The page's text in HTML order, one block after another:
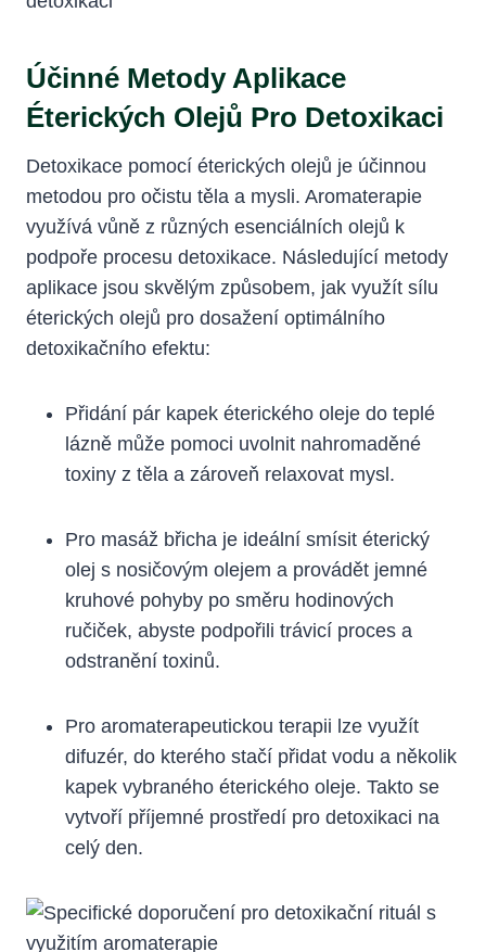
Účinné Metody Aplikace
Éterických Olejů Pro Detoxikaci
Detoxikace pomocí éterických olejů je účinnou
metodou pro očistu těla a mysli. Aromaterapie
využívá vůně z různých esenciálních olejů k
podpoře procesu detoxikace. Následující metody
aplikace jsou skvělým způsobem, jak využít sílu
éterických olejů pro dosažení optimálního
detoxikačního efektu:
Přidání pár kapek éterického oleje do teplé
lázně může pomoci uvolnit nahromaděné
toxiny z těla a zároveň relaxovat mysl.
Pro masáž břicha je ideální smísit éterický
olej s nosičovým olejem a provádět jemné
kruhové pohyby po směru hodinových
ručiček, abyste podpořili trávicí proces a
odstranění toxinů.
Pro aromaterapeutickou terapii lze využít
difuzér, do kterého stačí přidat vodu a několik
kapek vybraného éterického oleje. Takto se
vytvoří příjemné prostředí pro detoxikaci na
celý den.